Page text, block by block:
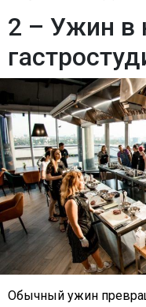
2 – Ужин в
Обычный ужин